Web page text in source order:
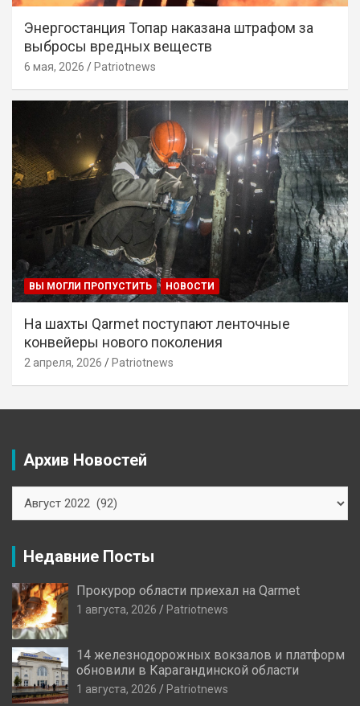
Энергостанция Топар наказана штрафом за
выбросы вредных веществ
6 мая, 2026 Patriotnews
ВЫ МОГЛИ ПРОПУСТИТЬ НОВОСТИ
На шахты Qarmet поступают ленточные
конвейеры нового поколения
2 апреля, 2026 Patriotnews
Архив Новостей
Новостей
Недавние Посты
Прокурор области приехал на Qarmet
1 августа, 2026 Patriotnews
14 железнодорожных вокзалов и платформ
обновили в Карагандинской области
1 августа, 2026 Patriotnews